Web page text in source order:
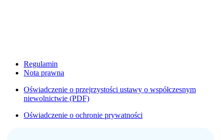
Regulamin
Nota prawna
Oświadczenie o przejrzystości ustawy o współczesnym
niewolnictwie (PDF)
Oświadczenie o ochronie prywatności